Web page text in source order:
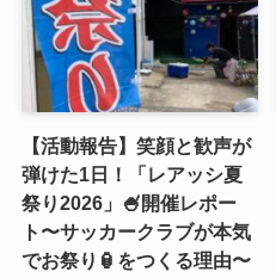
【活動報告】笑顔と歓声が
弾けた1日！「レアッシ夏
祭り2026」🍧開催レポー
ト〜サッカークラブが本気
でお祭り🏮をつくる理由〜